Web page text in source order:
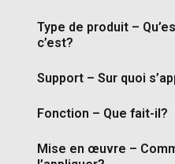
Type de produit –
c’est?
Support – Sur quoi
Fonction – Que fait-il?
Mise en œuvre –